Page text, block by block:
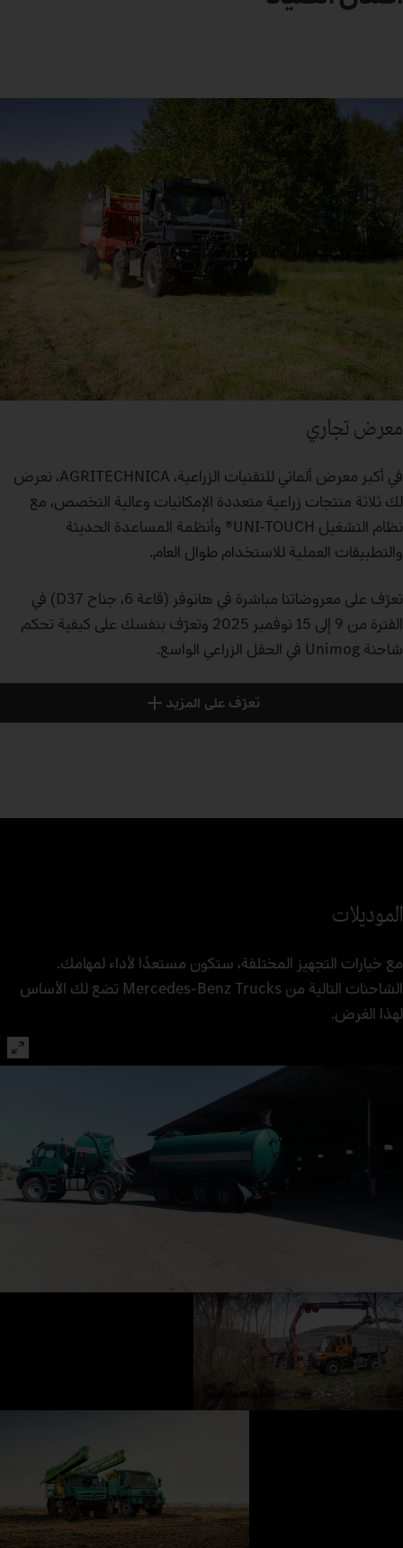
معرض تجاري
في أكبر معرض ألماني للتقنيات الزراعية، AGRITECHNICA، نعرض
لك ثلاثة منتجات زراعية متعددة الإمكانيات وعالية التخصص، مع
نظام التشغيل UNI-TOUCH® وأنظمة المساعدة الحديثة
والتطبيقات العملية للاستخدام طوال العام.
تعرّف على معروضاتنا مباشرة في هانوفر (قاعة 6، جناح D37) في
الفترة من 9 إلى 15 نوفمبر 2025 وتعرّف بنفسك على كيفية تحكم
شاحنة Unimog في الحقل الزراعي الواسع.
تعرّف على المزيد
الموديلات
مع خيارات التجهيز المختلفة، ستكون مستعدًا لأداء لمهامك.
الشاحنات التالية من Mercedes‑Benz Trucks تضع لك الأساس
لهذا الغرض.